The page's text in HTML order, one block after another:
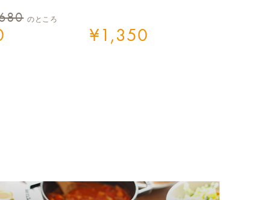
のところ
¥1,350